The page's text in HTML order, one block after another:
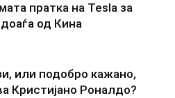
пратка на Tesla за
од Кина
или подобро кажано,
Кристијано Роналдо?